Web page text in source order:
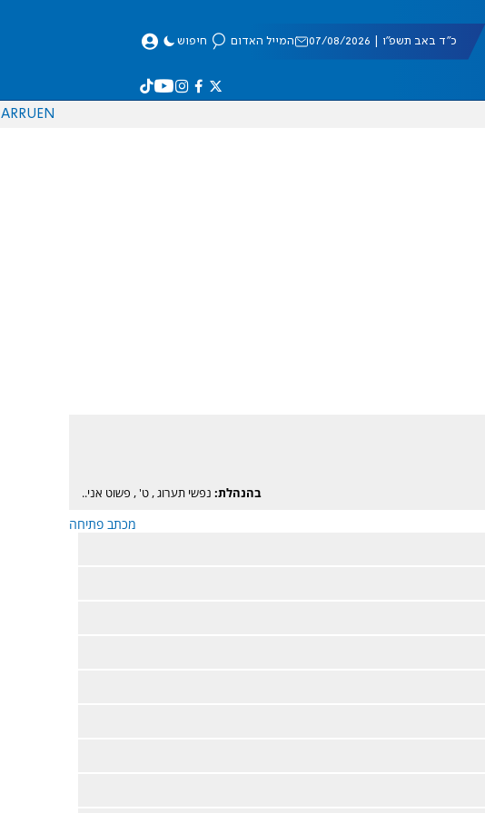
כ"ד באב תשפ"ו | 07/08/2026 המייל האדום חיפוש
EN
RU
AR
בהנהלת: נפשי תערוג,ט', פשוט אני..
מכתב פתיחה